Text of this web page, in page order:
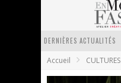
DERNIÈRES ACTUALITÉS
Accueil CULTURES